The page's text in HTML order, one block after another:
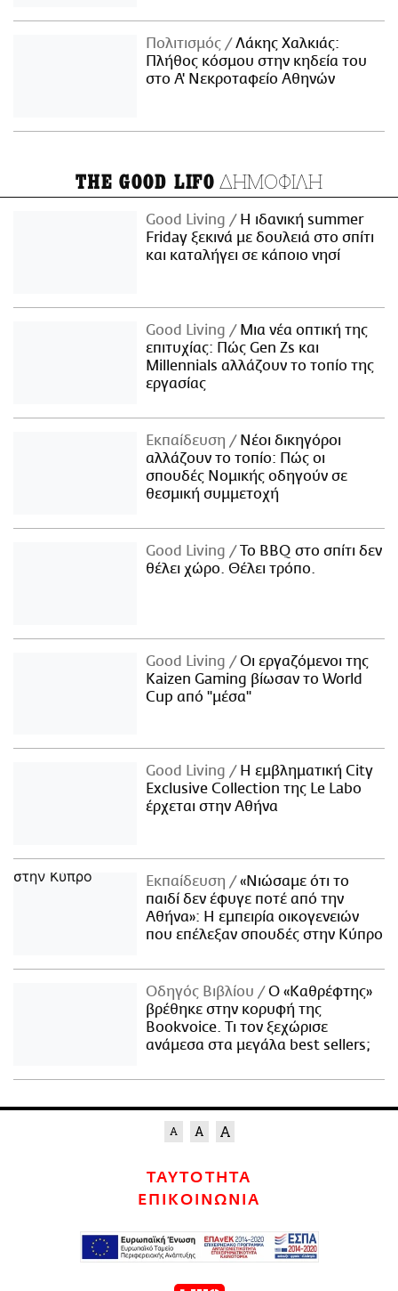
Πολιτισμός
Λάκης Χαλκιάς:
Πλήθος κόσμου στην κηδεία του
στο Α' Νεκροταφείο Αθηνών
THE GOOD LIFO ΔΗΜΟΦΙΛΗ
Good Living
Η ιδανική summer
Friday ξεκινά με δουλειά στο σπίτι
και καταλήγει σε κάποιο νησί
Good Living
Μια νέα οπτική της
επιτυχίας: Πώς Gen Zs και
Millennials αλλάζουν το τοπίο της
εργασίας
Εκπαίδευση
Νέοι δικηγόροι
αλλάζουν το τοπίο: Πώς οι
σπουδές Νομικής οδηγούν σε
θεσμική συμμετοχή
Good Living
Το BBQ στο σπίτι δεν
θέλει χώρο. Θέλει τρόπο.
Good Living
Οι εργαζόμενοι της
Kaizen Gaming βίωσαν το World
Cup από "μέσα"
Good Living
Η εμβληματική City
Exclusive Collection της Le Labo
έρχεται στην Αθήνα
Εκπαίδευση
«Νιώσαμε ότι το
παιδί δεν έφυγε ποτέ από την
Αθήνα»: Η εμπειρία οικογενειών
που επέλεξαν σπουδές στην Κύπρο
Οδηγός Βιβλίου
Ο «Καθρέφτης»
βρέθηκε στην κορυφή της
Bookvoice. Τι τον ξεχώρισε
ανάμεσα στα μεγάλα best sellers;
ΤΑΥΤΟΤΗΤΑ
ΕΠΙΚΟΙΝΩΝΙΑ